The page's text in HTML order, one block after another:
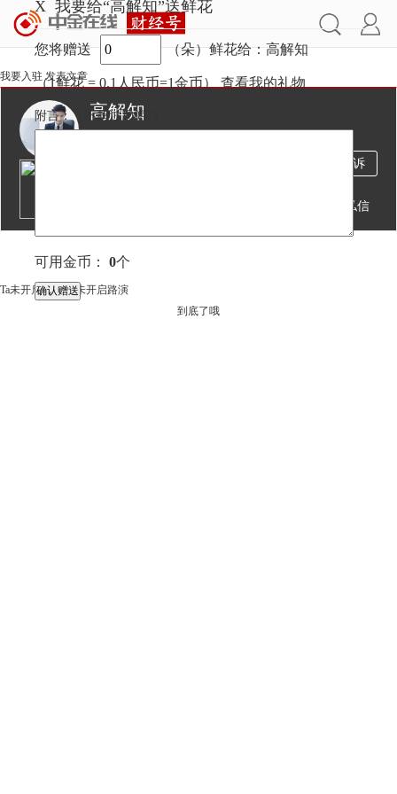
文章
我要入驻 发表文章
高解知
投诉
发私信
Ta未开启直播 Ta未开启路演
X 我要给“高解知”送鲜花
您将赠送 （朵）鲜花给：高解知
（1鲜花 = 0.1人民币=1金币） 查看我的礼物
附言：（不超过100字）
可用金币： 0个
到底了哦